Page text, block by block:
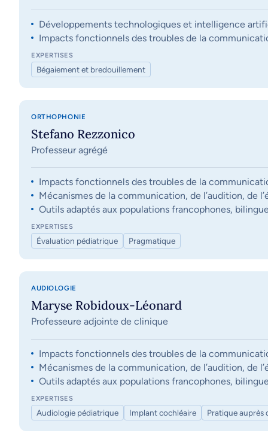
Développements technologiques et intelligence
Impacts fonctionnels des troubles de la
EXPERTISES
Bégaiement et bredouillement
ORTHOPHONIE
Stefano Rezzonico
Professeur agrégé
Impacts fonctionnels des troubles de la
Mécanismes de la communication, de l’audition, de
Outils adaptés aux populations francophones,
EXPERTISES
Évaluation pédiatrique Pragmatique
AUDIOLOGIE
Maryse Robidoux-Léonard
Professeure adjointe de clinique
Impacts fonctionnels des troubles de la
Mécanismes de la communication, de l’audition, de
Outils adaptés aux populations francophones,
EXPERTISES
Audiologie pédiatrique Implant cochléaire Pratique auprès